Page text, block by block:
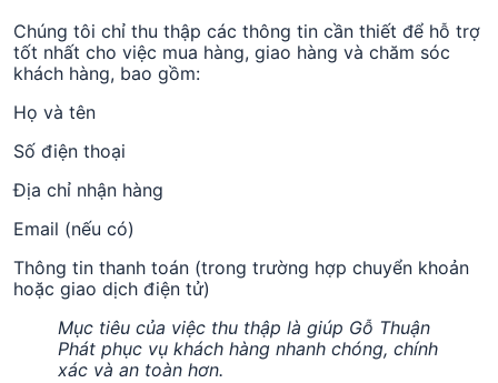
Chúng tôi chỉ thu thập các thông tin cần thiết để hỗ trợ
tốt nhất cho việc mua hàng, giao hàng và chăm sóc
khách hàng, bao gồm:
Họ và tên
Số điện thoại
Địa chỉ nhận hàng
Email (nếu có)
Thông tin thanh toán (trong trường hợp chuyển khoản
hoặc giao dịch điện tử)
Mục tiêu của việc thu thập là giúp Gỗ Thuận
Phát phục vụ khách hàng nhanh chóng, chính
xác và an toàn hơn.